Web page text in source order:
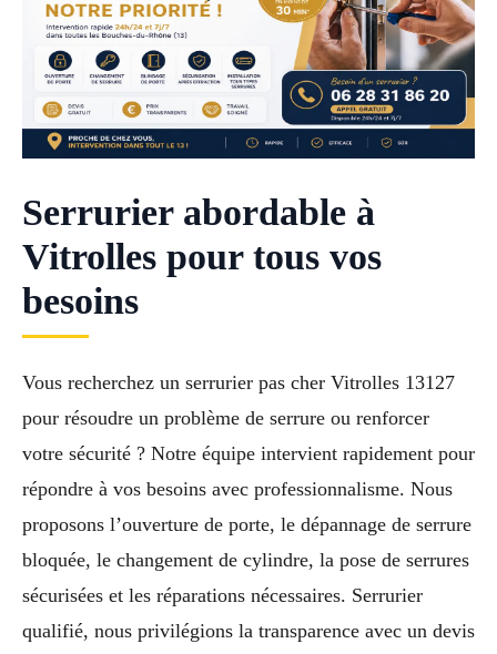
Serrurier abordable à
Vitrolles pour tous vos
besoins
Vous recherchez un serrurier pas cher Vitrolles 13127
pour résoudre un problème de serrure ou renforcer
votre sécurité ? Notre équipe intervient rapidement pour
répondre à vos besoins avec professionnalisme. Nous
proposons l’ouverture de porte, le dépannage de serrure
bloquée, le changement de cylindre, la pose de serrures
sécurisées et les réparations nécessaires. Serrurier
qualifié, nous privilégions la transparence avec un devis